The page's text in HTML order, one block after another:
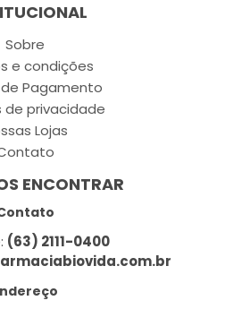
Sobre
e condições
Pagamento
de privacidade
Lojas
ENCONTRAR
(63) 2111-0400